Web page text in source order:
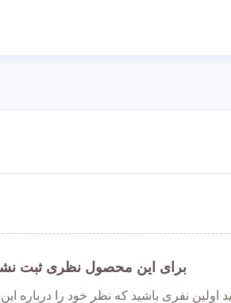
برای این محصول نظری ثبت
اولین نفری باشید که نظر خود را درباره